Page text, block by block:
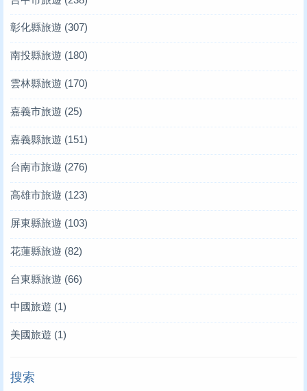
彰化縣旅遊 (307)
南投縣旅遊 (180)
雲林縣旅遊 (170)
嘉義市旅遊 (25)
嘉義縣旅遊 (151)
台南市旅遊 (276)
高雄市旅遊 (123)
屏東縣旅遊 (103)
花蓮縣旅遊 (82)
台東縣旅遊 (66)
中國旅遊 (1)
美國旅遊 (1)
搜索